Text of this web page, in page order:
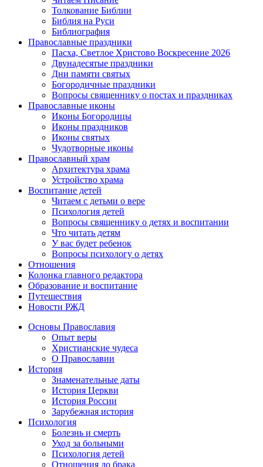
Толкование Библии
Библия на Руси
Библиография
Православные праздники
Пасха, Светлое Христово Воскресение 2026
Двунадесятые праздники
Дни памяти святых
Богородичные праздники
Вопросы священнику о постах и праздниках
Православные иконы
Иконы Богородицы
Иконы праздников
Иконы святых
Чудотворные иконы
Православный храм
Архитектура храма
Устройство храма
Воспитание детей
Читаем с детьми о вере
Психология детей
Вопросы священнику о детях и воспитании
Что читать детям
У вас будет ребенок
Вопросы психологу о детях
Отношения
Колонка главного редактора
Образование и воспитание
Путешествия
Новости РЖД
Основы Православия
Опыт веры
Христианские чудеса
О Православии
История
Знаменательные даты
История Церкви
История России
Зарубежная история
Психология
Болезнь и смерть
Уход за больными
Психология детей
Отношения до брака